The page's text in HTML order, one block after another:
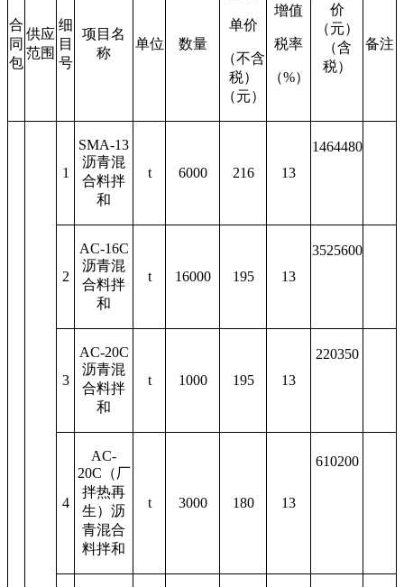
合
同
包
供应
范围
细
目
号
项目名
称
单位 数量
单价
（不含
税）
（元）
增值
税率
（%）
价
（元）
（含
税）
备注
1
SMA-13
沥青混
合料拌
和
t 6000 216 13
1464480
2
AC-16C
沥青混
合料拌
和
t 16000 195 13
3525600
3
AC-20C
沥青混
合料拌
和
t 1000 195 13
220350
4
AC-
20C （厂
拌热再
生）沥
青混合
料拌和
t 3000 180 13
610200